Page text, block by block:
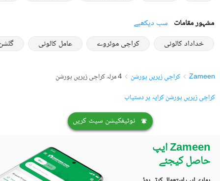
مشہور مقامات سب دیکھیے
خداداد کالونی
کراچی موٹروے عامل کالونی
Zameen کراچی زیریں پورشن
4 مرلہ کراچی زیریں پورشن
کراچی زیریں پورشن کرایہ پر دستیاب
نوٹیفکیشن سیٹ کریں
Zameen ایپ
حاصل کیجئے